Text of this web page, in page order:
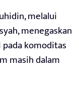
melalui
menegaskan
komoditas
masih dalam